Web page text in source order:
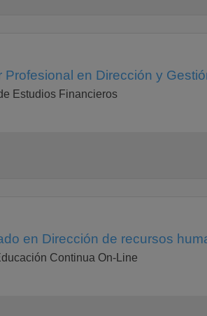
Profesional en Dirección y
Estudios Financieros
en Dirección de recursos
Continua On-Line